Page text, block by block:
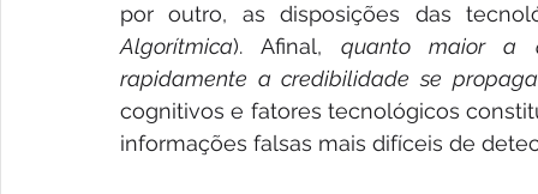
por outro, as disposições das
Algorítmica). Afinal, quanto maior a
rapidamente a credibilidade se propaga
cognitivos e fatores tecnológicos
informações falsas mais difíceis de